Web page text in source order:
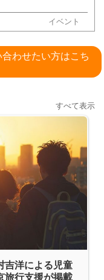
イベント
わせたい方はこち
すべて表示
吉洋による児童
旅行支援が掲載